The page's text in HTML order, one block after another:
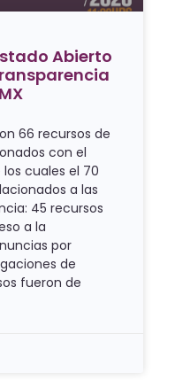
Abierto
66 recursos de
con el
cuales el 70
a las
45 recursos
a la
por
de
fueron de